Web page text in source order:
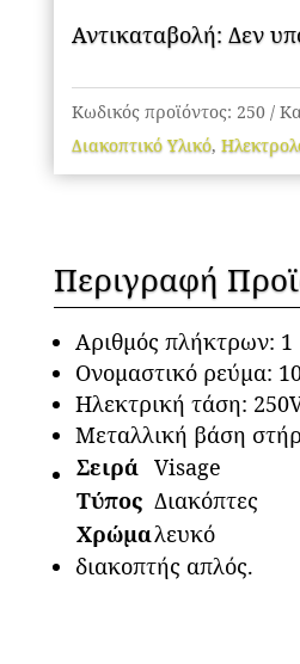
Αντικαταβολή: Δεν
Κωδικός προϊόντος: 250
Διακοπτικό Υλικό,
Περιγραφή
Αριθμός πλήκτρων: 1
Ονομαστικό ρεύμα:
Ηλεκτρική τάση:
Μεταλλική βάση
Σειρά Visage
Τύπος Διακόπτες
Χρώμαλευκό
διακοπτής απλός.